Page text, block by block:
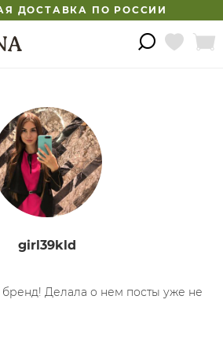
ДОСТАВКА ПО РОССИИ
girl39kld
Делала о нем посты уже не